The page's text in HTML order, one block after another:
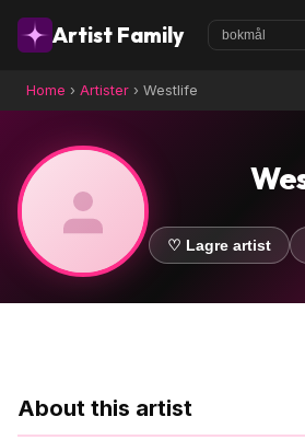
Artist Family
Home › Artister › Westlife
♡ Lagre artist
About this artist